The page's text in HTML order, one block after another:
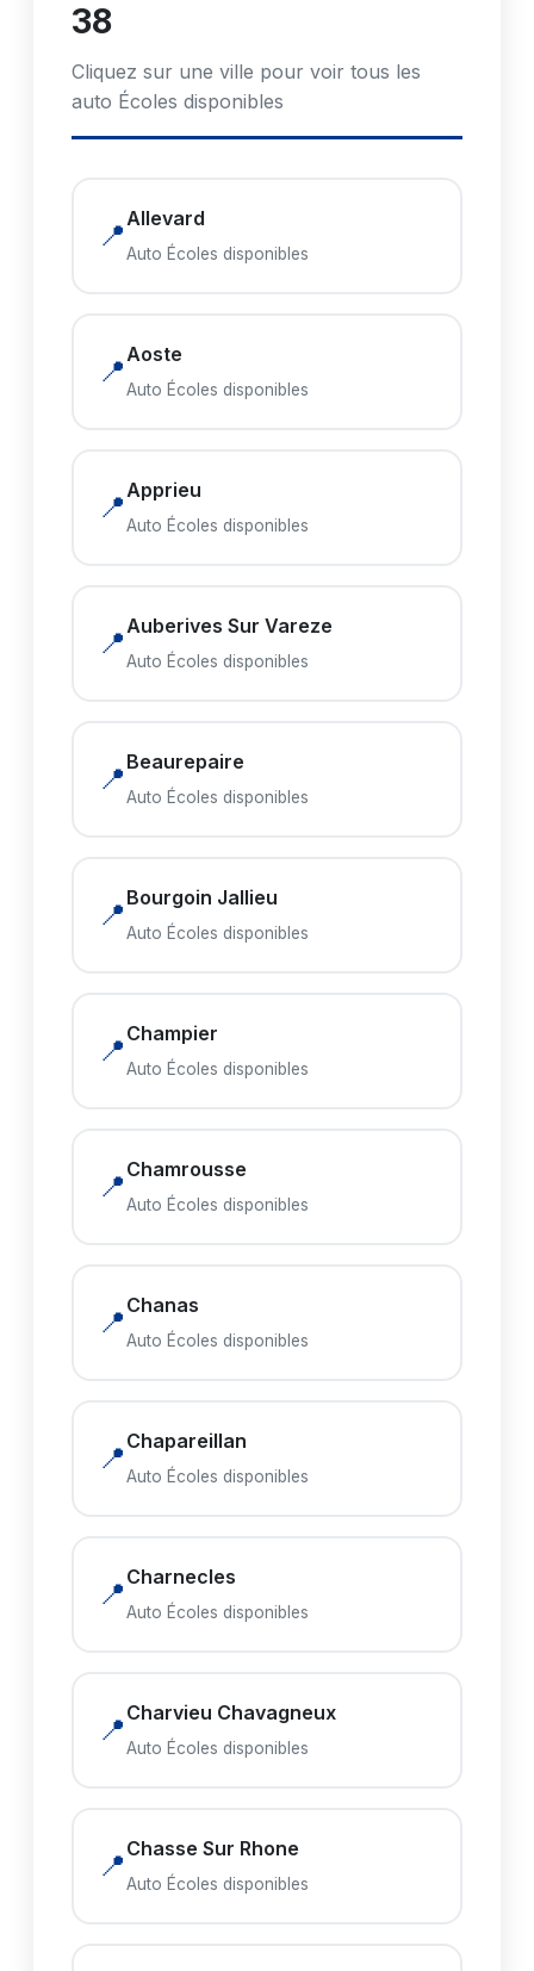
38
Cliquez sur une ville pour voir tous les
auto Écoles disponibles
📍Allevard
Auto Écoles disponibles
📍Aoste
Auto Écoles disponibles
📍Apprieu
Auto Écoles disponibles
📍Auberives Sur Vareze
Auto Écoles disponibles
📍 Beaurepaire
Auto Écoles disponibles
📍 Bourgoin Jallieu
Auto Écoles disponibles
📍 Champier
Auto Écoles disponibles
📍 Chamrousse
Auto Écoles disponibles
📍 Chanas
Auto Écoles disponibles
📍 Chapareillan
Auto Écoles disponibles
📍 Charnecles
Auto Écoles disponibles
📍 Charvieu Chavagneux
Auto Écoles disponibles
📍 Chasse Sur Rhone
Auto Écoles disponibles